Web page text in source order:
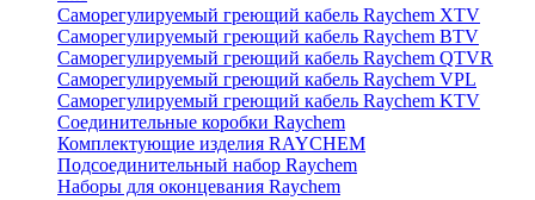
Саморегулируемый греющий кабель Raychem XTV
Саморегулируемый греющий кабель Raychem BTV
Саморегулируемый греющий кабель Raychem QTVR
Саморегулируемый греющий кабель Raychem VPL
Саморегулируемый греющий кабель Raychem KTV
Соединительные коробки Raychem
Комплектующие изделия RAYCHEM
Подсоединительный набор Raychem
Наборы для оконцевания Raychem